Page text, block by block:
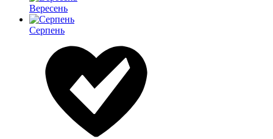
Вересень
Серпень